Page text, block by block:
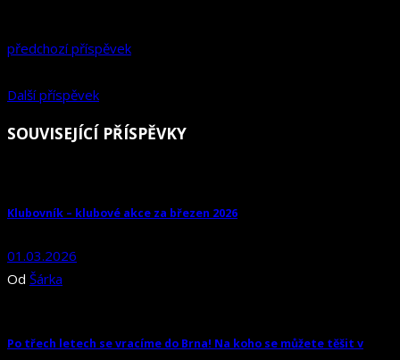
předchozí příspěvek
Další příspěvek
SOUVISEJÍCÍ PŘÍSPĚVKY
Klubovník – klubové akce za březen 2026
01.03.2026
Od Šárka
Po třech letech se vracíme do Brna! Na koho se můžete těšit v